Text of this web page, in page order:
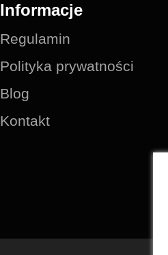
Informacje
Regulamin
Polityka prywatności
Blog
Kontakt